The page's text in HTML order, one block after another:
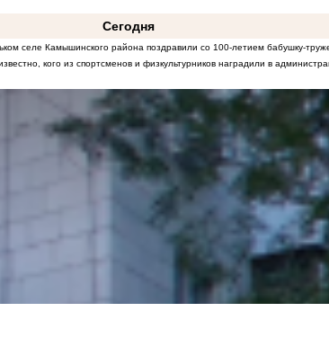
Сегодня
селе Камышинского района поздравили со 100-летием бабушку-
кого из спортсменов и физкультурников наградили в